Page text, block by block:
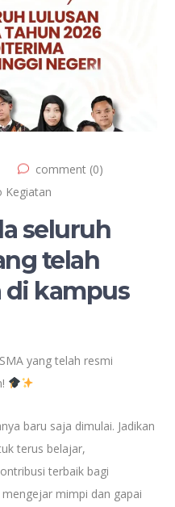
comment (0)
Kegiatan
seluruh
telah
kampus
yang telah resmi
baru saja dimulai. Jadikan
terus belajar,
terbaik bagi
mimpi dan gapai